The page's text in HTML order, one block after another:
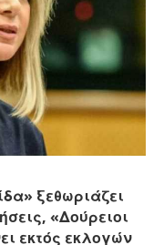
ξεθωριάζει
«Δούρειοι
εκτός εκλογών